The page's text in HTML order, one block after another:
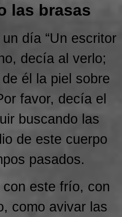
las brasas
día “Un escritor
decía al verlo;
él la piel sobre
favor, decía el
buscando las
de este cuerpo
pasados.
este frío, con
como avivar las